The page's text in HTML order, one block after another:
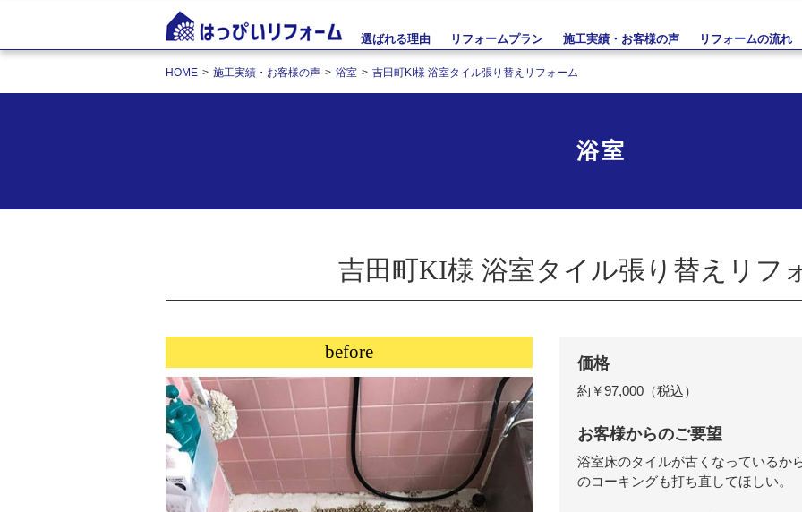
選ばれる理由 リフォームプラン 施工実績・お客様の声 リフォームの流れ
HOME 施工実績・お客様の声 浴室 吉田町KI様 浴室タイル張り替えリフォーム
浴室
吉田町KI様 浴室タイル張り替えリフ
before
価格
約￥97,000（税込）
お客様からのご要望
浴室床のタイルが古くなっているか
のコーキングも打ち直してほしい。